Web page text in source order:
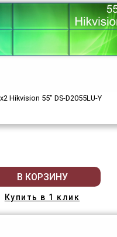
Hikvision 55" DS-D2055LU-Y
В КОРЗИНУ
Купить в 1 клик